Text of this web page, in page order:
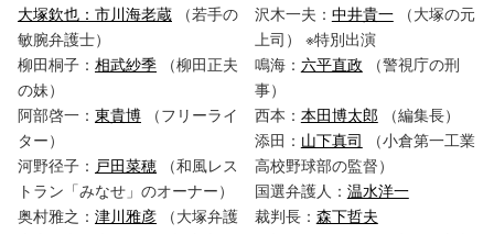
大塚欽也： 市川海老蔵 （若手の
敏腕弁護士）
柳田桐子： 相武紗季 （柳田正夫
の妹）
阿部啓一： 東貴博 （フリーライ
ター）
河野径子： 戸田菜穂 （和風レス
トラン「みなせ」のオーナー）
奥村雅之： 津川雅彦 （大塚弁護
沢木一夫： 中井貴一（大塚の元
上司） ※特別出演
鳴海： 六平直政 （警視庁の刑
事）
西本： 本田博太郎 （編集長）
添田： 山下真司 （小倉第一工業
高校野球部の監督）
国選弁護人： 温水洋一
裁判長： 森下哲夫